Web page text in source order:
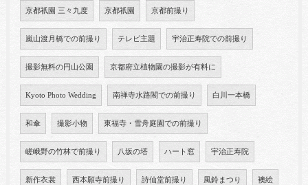
京都祇園 三々九度 京都祇園 京都前撮り
嵐山渡月橋での前撮り テレビ主題 宇治正寿院での前撮り
撮影無料の円山公園 京都府立植物園の撮影が有料に
Kyoto Photo Wedding 南禅寺水路閣での前撮り 白川一本橋
和傘 撮影小物 東福寺・雪舟庭園での前撮り
嵯峨野の竹林で前撮り 八坂の塔 ハート窓 宇治正寿院
新作衣裳 西本願寺前撮り 詩仙堂前撮り 風鈴まつり 襖絵